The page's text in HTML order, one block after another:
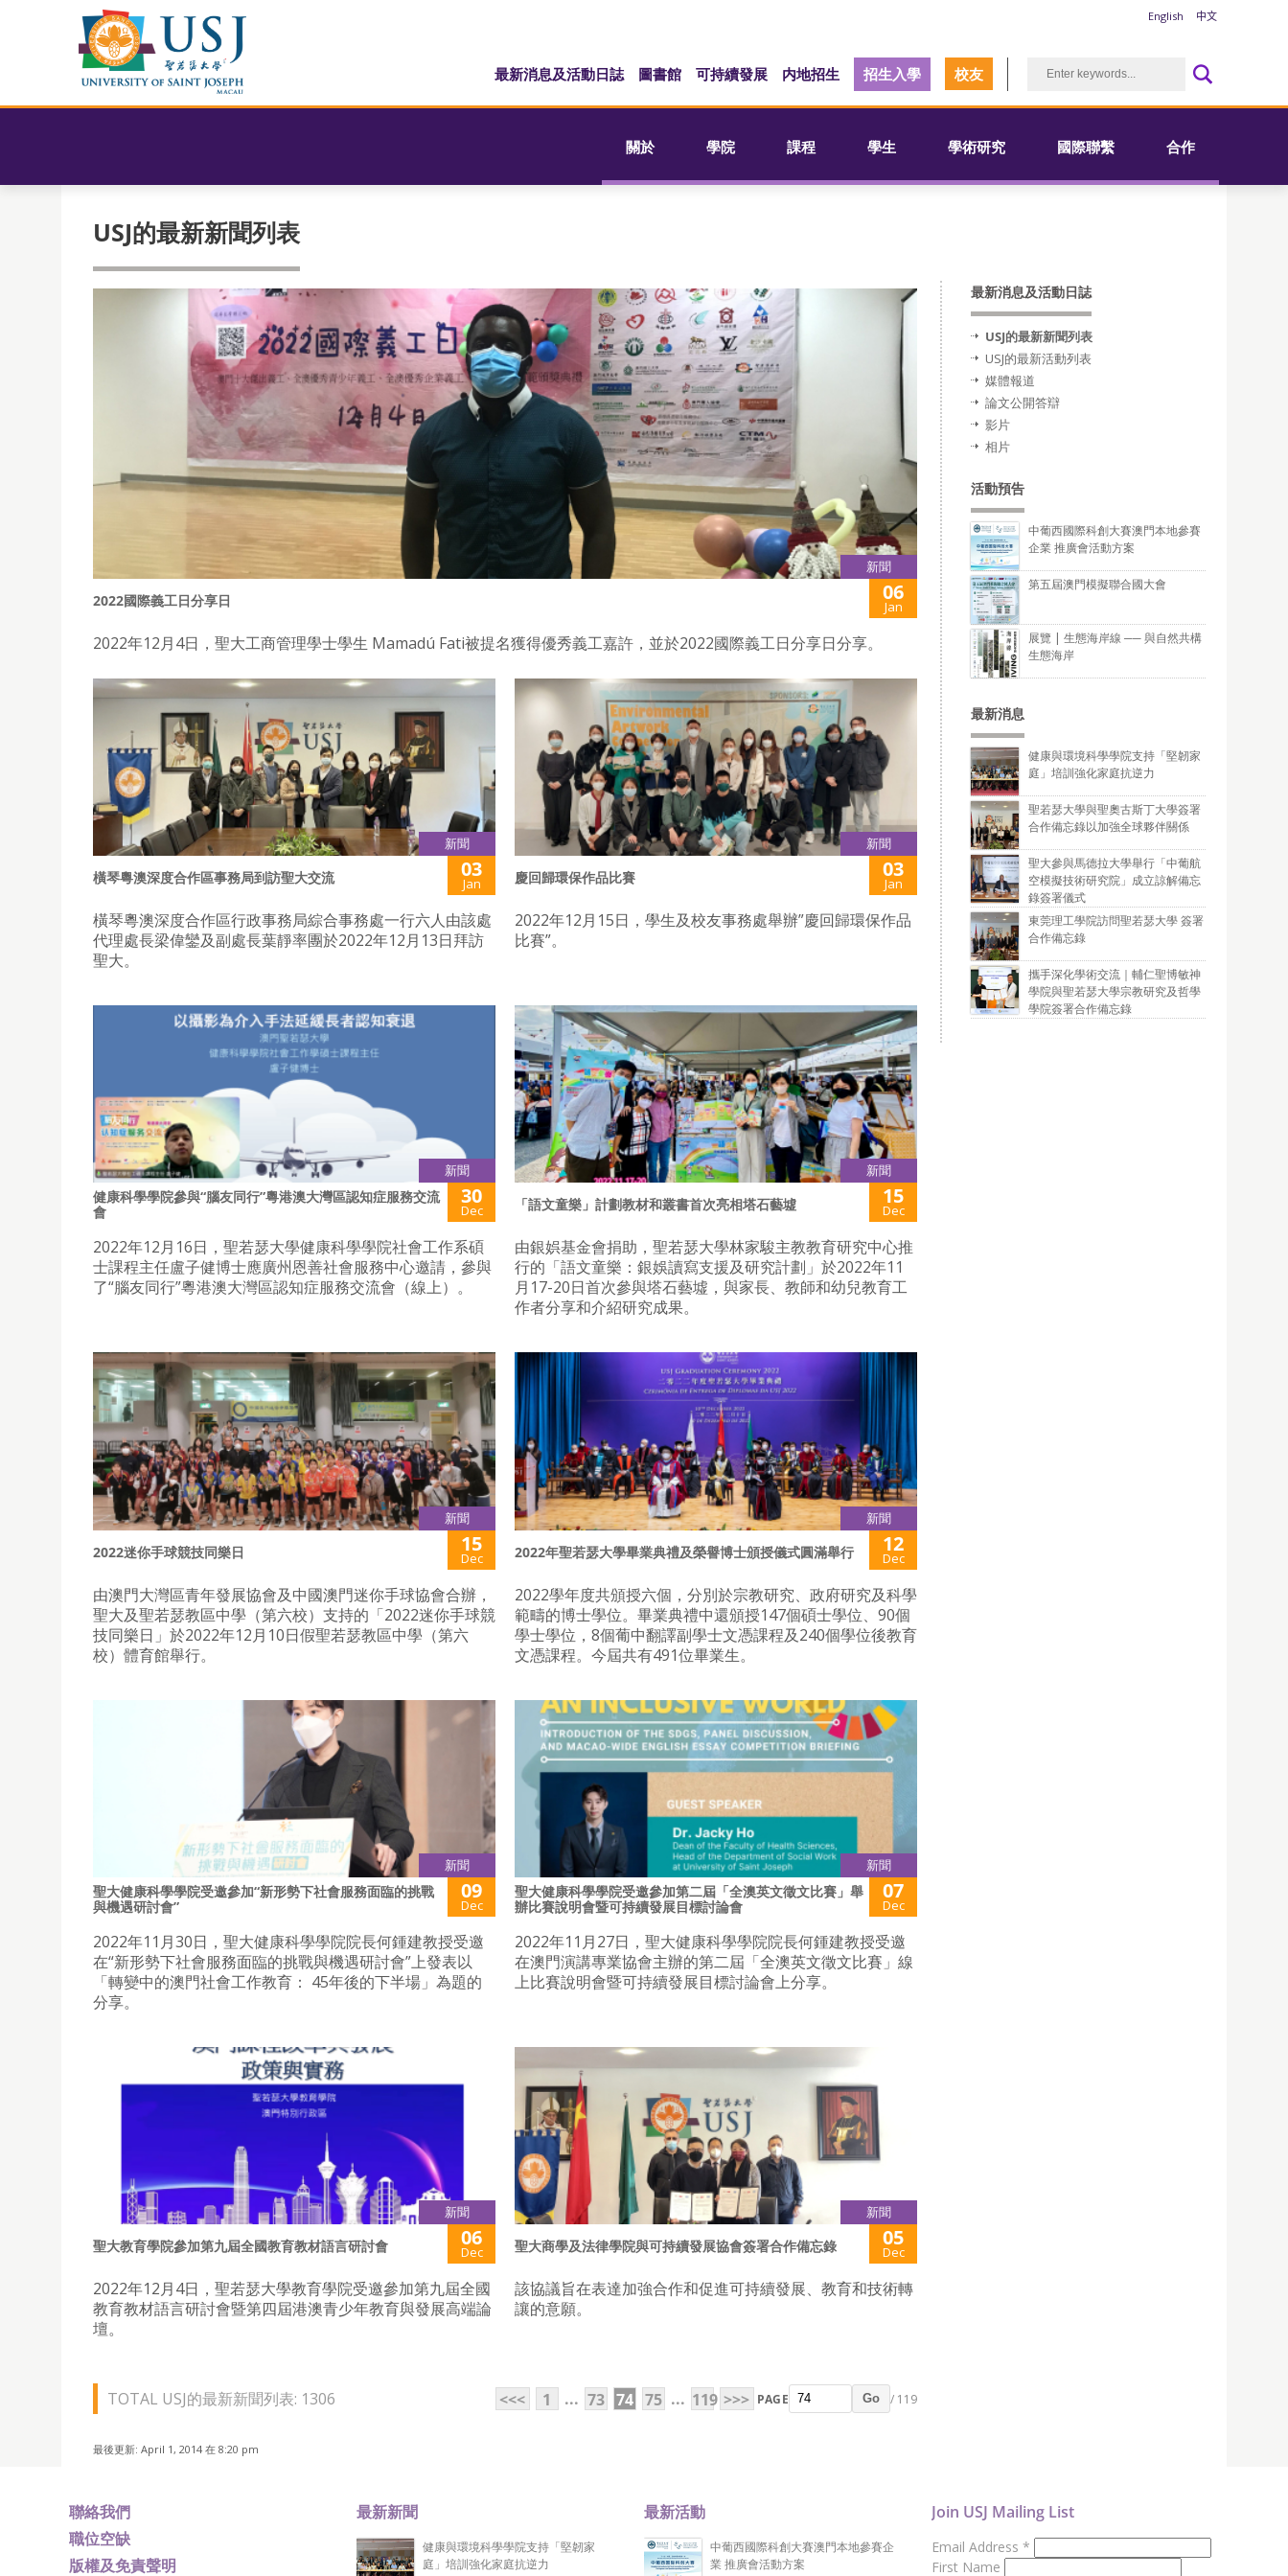
English 中文
最新消息及活動日誌 圖書館 可持續發展 内地招生 招生入學 校友
關於 學院 課程 學生 學術研究 國際聯繫 合作
USJ的最新新聞列表
新聞
2022國際義工日分享日 06
Jan
2022年12月4日，聖大工商管理學士學生 Mamadú Fati被提名獲得優秀義工嘉許，並於2022國際義工日分享日分享。
新聞
橫琴粵澳深度合作區事務局到訪聖大交流 03
Jan
橫琴粵澳深度合作區行政事務局綜合事務處一行六人由該處
代理處長梁偉鑾及副處長葉靜率團於2022年12月13日拜訪
聖大。
新聞
慶回歸環保作品比賽 03
Jan
2022年12月15日，學生及校友事務處舉辦”慶回歸環保作品
比賽”。
新聞
健康科學學院參與“腦友同行”粵港澳大灣區認知症服務交流
會
30
Dec
2022年12月16日，聖若瑟大學健康科學學院社會工作系碩
士課程主任盧子健博士應廣州恩善社會服務中心邀請，參與
了“腦友同行”粵港澳大灣區認知症服務交流會（線上）。
新聞
「語文童樂」計劃教材和叢書首次亮相塔石藝墟 15
Dec
由銀娯基金會捐助，聖若瑟大學林家駿主教教育研究中心推
行的「語文童樂：銀娛讀寫支援及研究計劃」於2022年11
月17-20日首次參與塔石藝墟，與家長、教師和幼兒教育工
作者分享和介紹研究成果。
新聞
2022迷你手球競技同樂日 15
Dec
由澳門大灣區青年發展協會及中國澳門迷你手球協會合辦，
聖大及聖若瑟教區中學（第六校）支持的「2022迷你手球競
技同樂日」於2022年12月10日假聖若瑟教區中學（第六
校）體育館舉行。
新聞
2022年聖若瑟大學畢業典禮及榮譽博士頒授儀式圓滿舉行 12
Dec
2022學年度共頒授六個，分別於宗教研究、政府研究及科學
範疇的博士學位。畢業典禮中還頒授147個碩士學位、90個
學士學位，8個葡中翻譯副學士文憑課程及240個學位後教育
文憑課程。今屆共有491位畢業生。
新聞
聖大健康科學學院受邀參加“新形勢下社會服務面臨的挑戰
與機遇研討會”
09
Dec
2022年11月30日，聖大健康科學學院院長何鍾建教授受邀
在“新形勢下社會服務面臨的挑戰與機遇研討會”上發表以
「轉變中的澳門社會工作教育： 45年後的下半場」為題的
分享。
新聞
聖大健康科學學院受邀參加第二屆「全澳英文徵文比賽」舉
辦比賽說明會暨可持續發展目標討論會
07
Dec
2022年11月27日，聖大健康科學學院院長何鍾建教授受邀
在澳門演講專業協會主辦的第二屆「全澳英文徵文比賽」線
上比賽說明會暨可持續發展目標討論會上分享。
新聞
聖大教育學院參加第九屆全國教育教材語言研討會 06
Dec
2022年12月4日，聖若瑟大學教育學院受邀參加第九屆全國
教育教材語言研討會暨第四屆港澳青少年教育與發展高端論
壇。
新聞
聖大商學及法律學院與可持續發展協會簽署合作備忘錄 05
Dec
該協議旨在表達加強合作和促進可持續發展、教育和技術轉
讓的意願。
TOTAL USJ的最新新聞列表: 1306 <<< 1 ... 73 74 75 ... 119 >>> PAGE Go / 119
最後更新: April 1, 2014 在 8:20 pm
最新消息及活動日誌
USJ的最新新聞列表
USJ的最新活動列表
媒體報道
論文公開答辯
影片
相片
活動預告
中葡西國際科創大賽澳門本地參賽
企業 推廣會活動方案
第五屆澳門模擬聯合國大會
展覽 | 生態海岸線 ── 與自然共構
生態海岸
最新消息
健康與環境科學學院支持「堅韌家
庭」培訓強化家庭抗逆力
聖若瑟大學與聖奧古斯丁大學簽署
合作備忘錄以加強全球夥伴關係
聖大參與馬德拉大學舉行「中葡航
空模擬技術研究院」成立諒解備忘
錄簽署儀式
東莞理工學院訪問聖若瑟大學 簽署
合作備忘錄
攜手深化學術交流｜輔仁聖博敏神
學院與聖若瑟大學宗教研究及哲學
學院簽署合作備忘錄
聯絡我們
職位空缺
版權及免責聲明
最新新聞
健康與環境科學學院支持「堅韌家
庭」培訓強化家庭抗逆力
最新活動
中葡西國際科創大賽澳門本地參賽企
業 推廣會活動方案
Join USJ Mailing List
Email Address *
First Name